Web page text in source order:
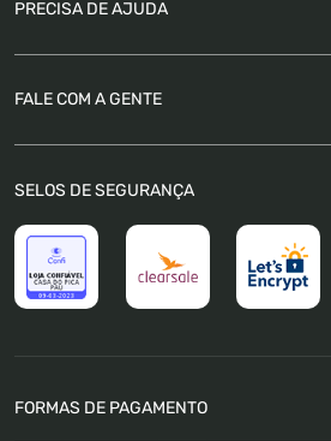
PRECISA DE AJUDA
FAQ
Trocas e Devoluções
Política de Pagamento
Política de Privacidade
Política de Promoções e Preços
FALE COM A GENTE
SELOS DE SEGURANÇA
FORMAS DE PAGAMENTO